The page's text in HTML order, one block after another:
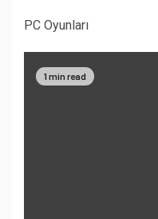
PC Oyunları
1 min read